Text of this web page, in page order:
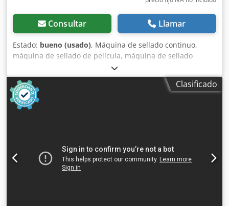
Consultar Llamar
Estado: bueno (usado), Máquina de sellado continuo,
máquina de sellado de película, máquina de sellado
térmico -Fabricante: Rische, máquina de soldadura
continua máquina de soldadura de película Polystar -Tipo:
Polystar 350/5 DSM-TE Dwsdpfx Akjvyq Dujlsa -Voltaje: 220
V - Datos técnicos: ver foto placa tipo -Dimensiones:
520/250/H5600 mm -Peso: 12,1 kg
Clasificado